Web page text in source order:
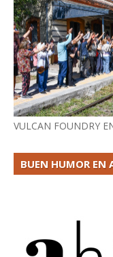
VULCAN FOUNDRY
BUEN HUMOR EN